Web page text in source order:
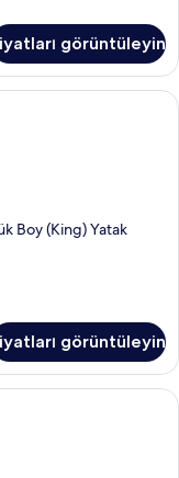
görüntüleyin
Nehir Manzaralı | Anti
Boy (King) Yatak
görüntüleyin
yatak takımı, odada kasa,